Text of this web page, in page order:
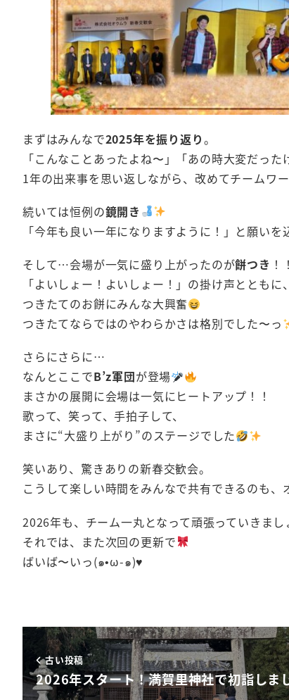
まずはみんなで2025年を振り返り。
「こんなことあったよね〜」「あの時大変だった
1年の出来事を思い返しながら、改めてチームワ
続いては恒例の鏡開き
「今年も良い一年になりますように！」と願い
そして…会場が一気に盛り上がったのが餅つき ！！
「よいしょー！よいしょー！」の掛け声とともに、
つきたてのお餅にみんな大興奮
つきたてならではのやわらかさは格別でした〜っ
さらにさらに…
なんとここでB’z軍団が登場
まさかの展開に会場は一気にヒートアップ！！
歌って、笑って、手拍子して、
まさに“大盛り上がり”のステージでした
笑いあり、驚きありの新春交歓会。
こうして楽しい時間をみんなで共有できるのも、
2026年も、チーム一丸となって頑張っていきまし
それでは、また次回の更新で
ばいば〜いっ(๑•ω-๑)♥
古い投稿
2026年スタート！満賀里神社で初詣しま